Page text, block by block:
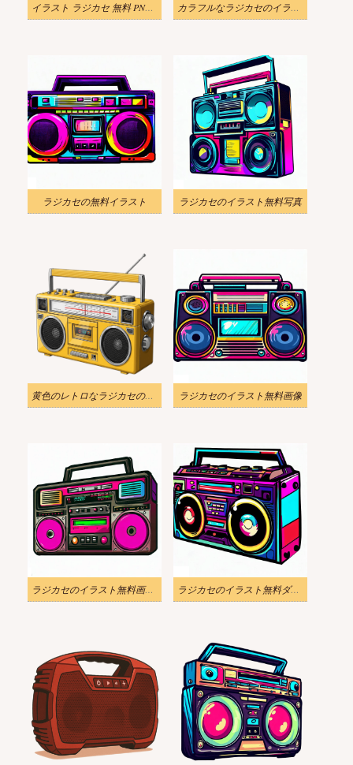
イラスト ラジカセ 無料 PNG 画像 カラフルなラジカセのイラストPNG
ラジカセの無料イラスト ラジカセのイラスト無料写真
黄色のレトロなラジカセのイラスト ラジカセのイラスト無料画像
ラジカセのイラスト無料画像 2 ラジカセのイラスト無料ダウンロード